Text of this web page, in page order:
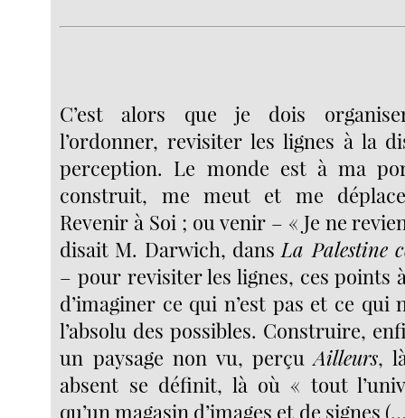
C’est alors que je dois
l’ordonner, revisiter les lignes à la
perception. Le monde est à ma
construit, me meut et me
Revenir à Soi ; ou venir – « Je ne
disait M. Darwich, dansLa Palestine
– pour revisiter les lignes, ces points
d’imaginer ce qui n’est pas et ce qui
l’absolu des possibles. Construire,
un paysage non vu, perçuAilleurs,
absent se définit, là où « tout
qu’un magasin d’images et de signes